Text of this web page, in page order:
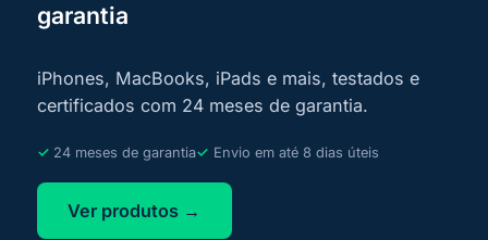
garantia
iPhones, MacBooks, iPads e mais, testados e
certificados com 24 meses de garantia.
24 meses de garantia Envio em até 8 dias úteis
Ver produtos →